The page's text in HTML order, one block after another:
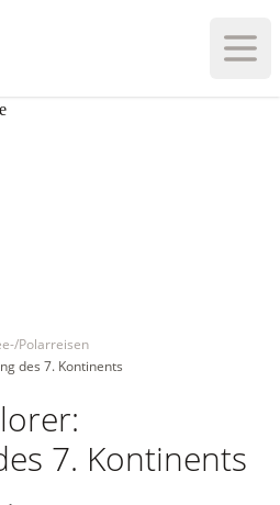
Polarreisen
des 7. Kontinents
7. Kontinents